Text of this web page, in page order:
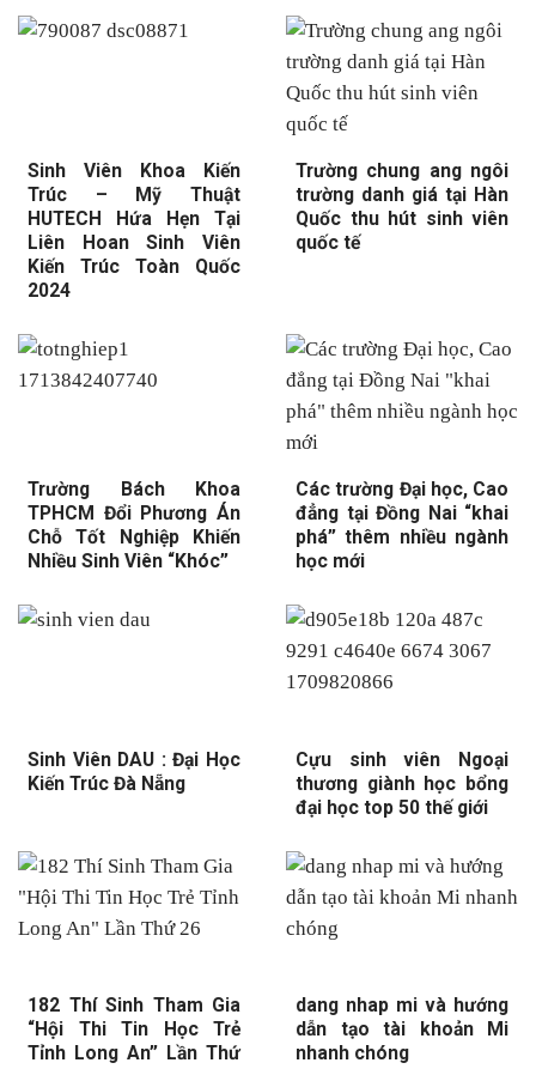
Sinh Viên Khoa Kiến
Trúc – Mỹ Thuật
HUTECH Hứa Hẹn Tại
Liên Hoan Sinh Viên
Kiến Trúc Toàn Quốc
2024
Trường chung ang ngôi
trường danh giá tại Hàn
Quốc thu hút sinh viên
quốc tế
Trường Bách Khoa
TPHCM Đổi Phương Án
Chỗ Tốt Nghiệp Khiến
Nhiều Sinh Viên “Khóc”
Các trường Đại học, Cao
đẳng tại Đồng Nai “khai
phá” thêm nhiều ngành
học mới
Sinh Viên DAU : Đại Học
Kiến Trúc Đà Nẵng
Cựu sinh viên Ngoại
thương giành học bổng
đại học top 50 thế giới
182 Thí Sinh Tham Gia
“Hội Thi Tin Học Trẻ
Tỉnh Long An” Lần Thứ
dang nhap mi và hướng
dẫn tạo tài khoản Mi
nhanh chóng